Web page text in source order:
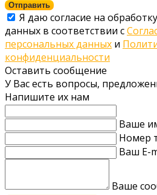
Отправить
Я даю согласие на
данных в соответствии с
персональных данных и
конфиденциальности
Оставить сообщение
У Вас есть вопросы,
Напишите их нам
Ваше
Номер
Ваш E-
Ваше